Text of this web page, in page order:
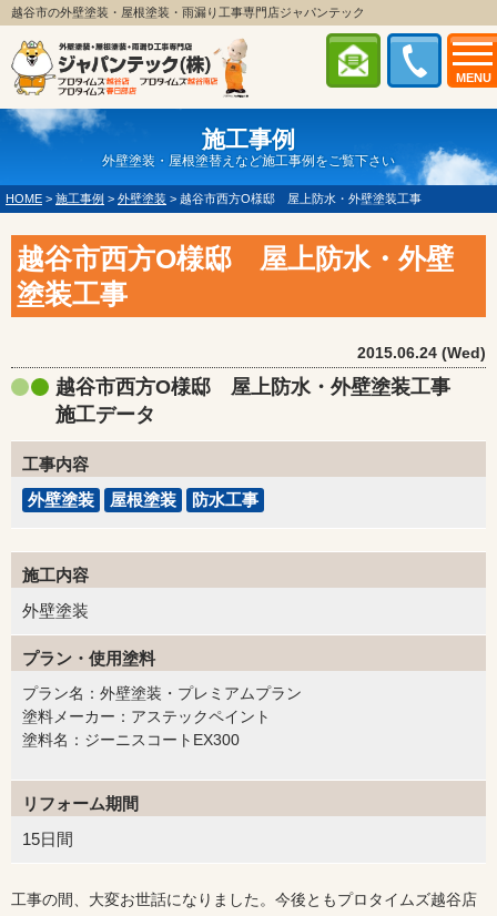
MENU
越谷市の外壁塗装・屋根塗装・雨漏り工事専門店ジャパンテック
施工事例
外壁塗装・屋根塗替えなど施工事例をご覧下さい
HOME > 施工事例 > 外壁塗装 > 越谷市西方O様邸 屋上防水・外壁塗装工事
越谷市西方O様邸 屋上防水・外壁
塗装工事
2015.06.24 (Wed)
越谷市西方O様邸 屋上防水・外壁塗装工事
施工データ
工事内容
外壁塗装
屋根塗装 防水工事
施工内容
外壁塗装
プラン・使用塗料
プラン名：外壁塗装・プレミアムプラン
塗料メーカー：アステックペイント
塗料名：ジーニスコートEX300
リフォーム期間
15日間
工事の間、大変お世話になりました。今後ともプロタイムズ越谷店